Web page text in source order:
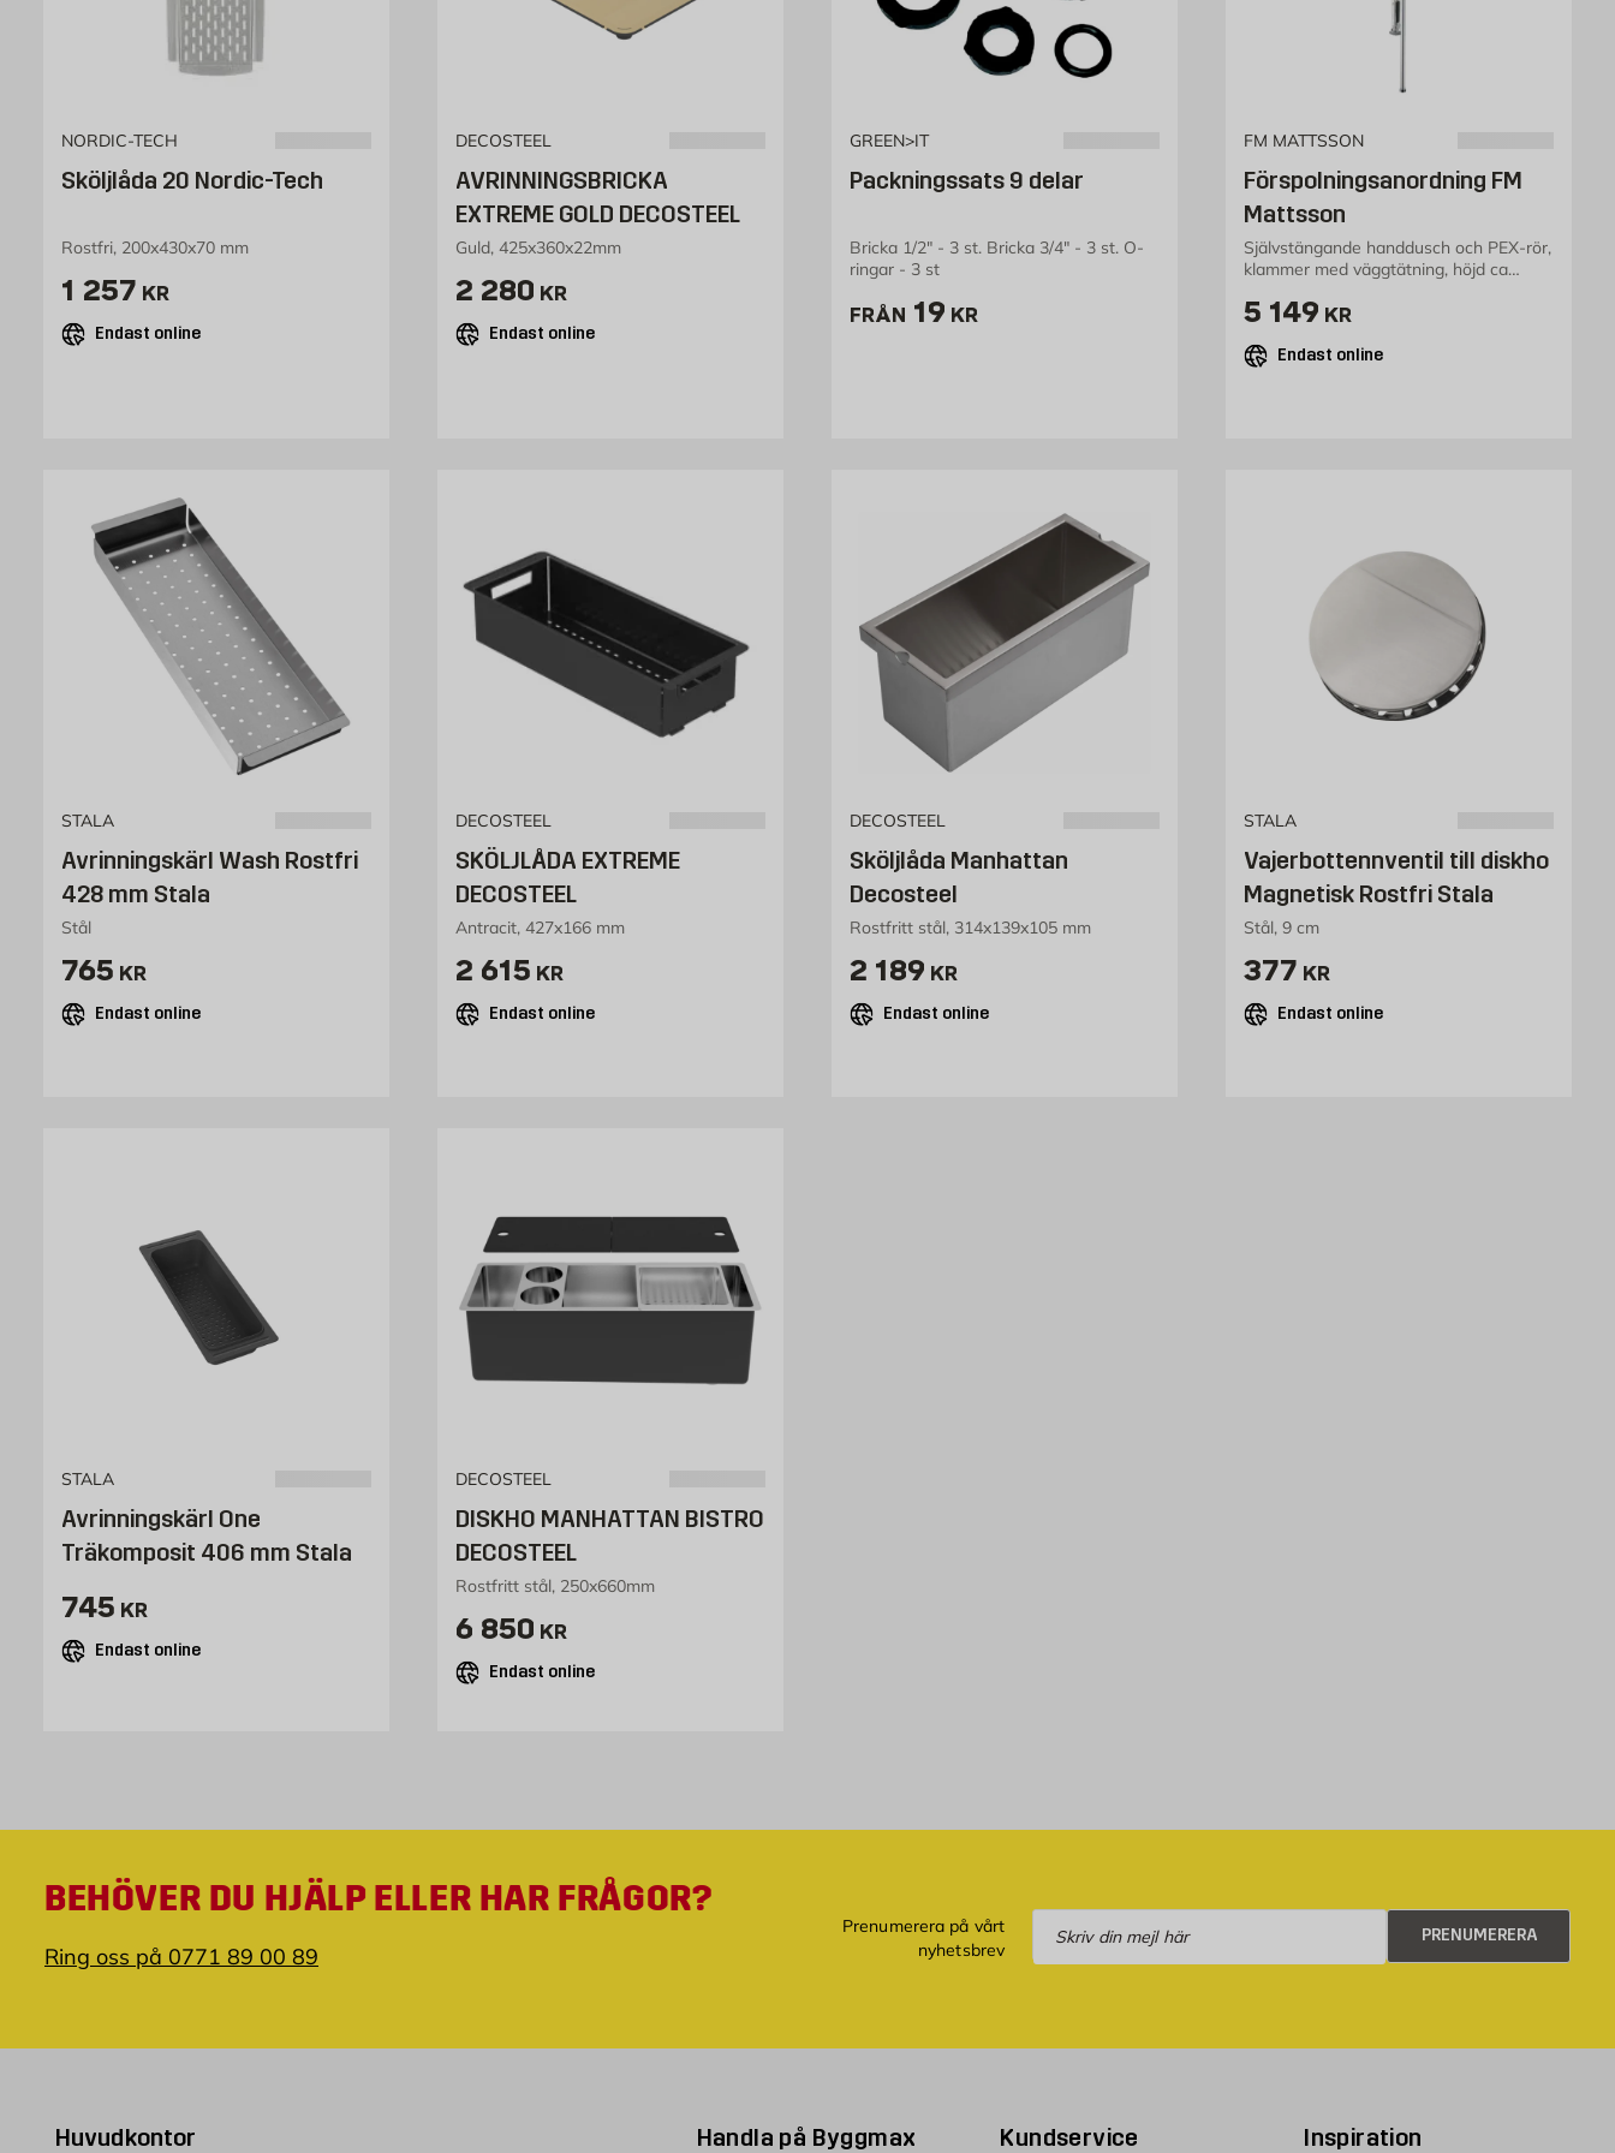
NORDIC-TECH
Sköljlåda 20 Nordic-Tech
Rostfri, 200x430x70 mm
Pris 1257 kr
1 257 KR
Endast online
DECOSTEEL
AVRINNINGSBRICKA
EXTREME GOLD DECOSTEEL
Guld, 425x360x22mm
Pris 2280 kr
2 280 KR
Endast online
GREEN>IT
Packningssats 9 delar
Bricka 1/2" - 3 st. Bricka 3/4" - 3 st. O-
ringar - 3 st
FRÅN Pris 19 kr
19 KR
FM MATTSSON
Förspolningsanordning FM
Mattsson
Självstängande handdusch och PEX-rör,
klammer med väggtätning, höjd ca
Pris 5149 kr
5 149 KR
Endast online
STALA
Avrinningskärl Wash Rostfri
428 mm Stala
Stål
Pris 765 kr
765 KR
Endast online
DECOSTEEL
SKÖLJLÅDA EXTREME
DECOSTEEL
Antracit, 427x166 mm
Pris 2615 kr
2 615 KR
Endast online
DECOSTEEL
Sköljlåda Manhattan
Decosteel
Rostfritt stål, 314x139x105 mm
Pris 2189 kr
2 189 KR
Endast online
STALA
Vajerbottennventil till diskho
Magnetisk Rostfri Stala
Stål, 9 cm
Pris 377 kr
377 KR
Endast online
STALA
Avrinningskärl One
Träkomposit 406 mm Stala
Pris 745 kr
745 KR
Endast online
DECOSTEEL
DISKHO MANHATTAN BISTRO
DECOSTEEL
Rostfritt stål, 250x660mm
Pris 6850 kr
6 850 KR
Endast online
BEHÖVER DU HJÄLP ELLER HAR FRÅGOR?
Ring oss på 0771 89 00 89
Prenumerera på vårt
nyhetsbrev
Prenumerera
PRENUMERERA
Huvudkontor Handla på Byggmax Kundservice Inspiration